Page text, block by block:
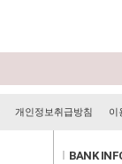
개인정보취급방침 이
BANK